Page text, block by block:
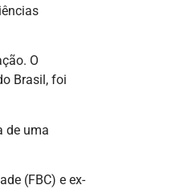
O
Brasil, foi
de uma
(FBC) e ex-